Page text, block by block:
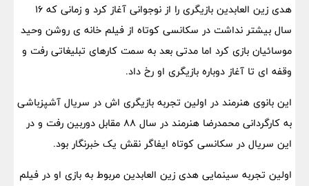
هدی زین العابدین بازیگری را از نوجوانی آغاز کرد و زمانی که ١6
سال بیشتر نداشت در سکانسی کوتاه از فیلم خانه ی روشن وحید
موسائیان بازی کرد اما مدتی بعد به سمت کارهای تبلیغاتی رفت و
وقفه ای تا آغاز دوباره بازیگری او رخ داد.
این بانوی هنرمند در اولین تجربه بازیگری اش در سریال آشپزباشی
به کارگردانی محمدرضا هنرمند در سال 88 مقابل دوربین رفت و در
این سریال در سکانسی کوتاه ایفاگر نقش یک خبرنگار بود.
اولین تجربه سینمایی هدی زین العابدین مربوط به بازی او در فیلم